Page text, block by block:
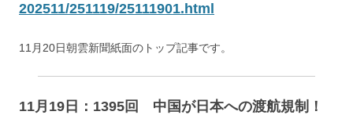
202511/251119/25111901.html
11月20日朝雲新聞紙面のトップ記事です。
11月19日：1395回 中国が日本への渡航規制！